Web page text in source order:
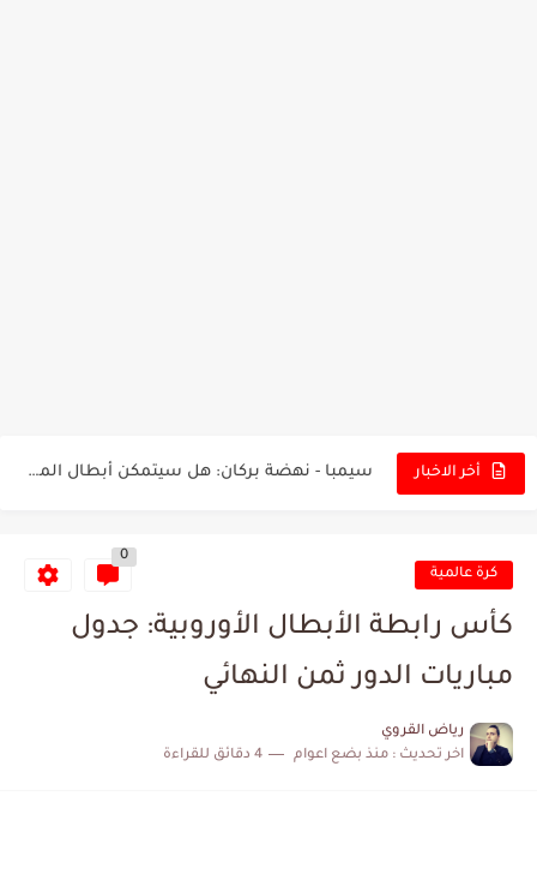
أخر الاخبار سيمبا - نهضة بركان: هل سيتمكن أبطال المغرب من الحفاظ...
البرنامج الكامل لنهائي البطولة بين الاتحاد المنستيري والنادي الإفريقي كرة عالمية
0
كأس رابطة الأبطال الأوروبية: جدول
مباريات الدور ثمن النهائي
رياض القروي
اخر تحديث : منذ بضع اعوام 4 دقائق للقراءة